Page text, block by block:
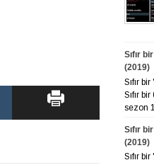
Sıfır
(2019)
Sıfır
Sıfır
sezon 1.
Sıfır
(2019)
Sıfır